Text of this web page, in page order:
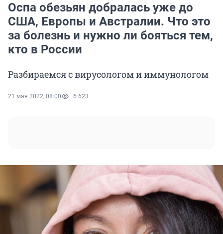
Оспа обезьян добралась уже до
США, Европы и Австралии. Что это
за болезнь и нужно ли бояться тем,
кто в России
Разбираемся с вирусологом и иммунологом
21 мая 2022, 08:00 6 623